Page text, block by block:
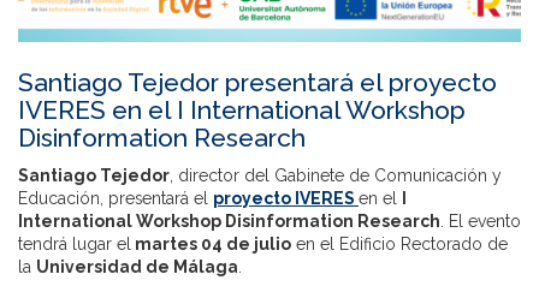
Santiago Tejedor presentará el proyecto
IVERES en el I International Workshop
Disinformation Research
Santiago Tejedor , director del Gabinete de Comunicación y
Educación, presentará el proyecto IVERES en el
International Workshop Disinformation Research . El evento
tendrá lugar el martes 04 de julio en el Edificio Rectorado de
la Universidad de Málaga